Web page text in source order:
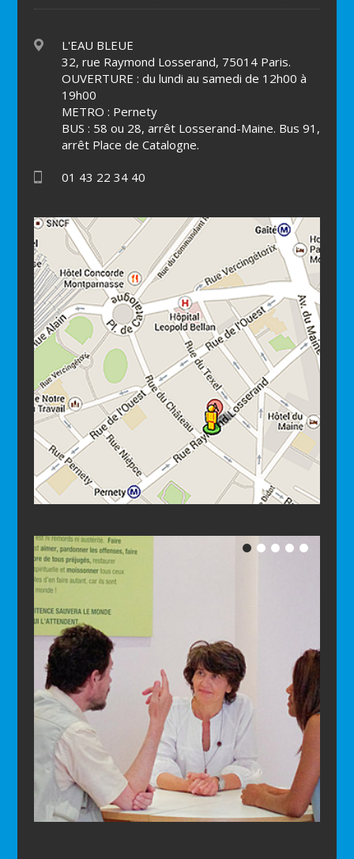
L'EAU BLEUE
32, rue Raymond Losserand, 75014 Paris.
OUVERTURE : du lundi au samedi de 12h00 à
19h00
METRO : Pernety
BUS : 58 ou 28, arrêt Losserand-Maine. Bus 91,
arrêt Place de Catalogne.
01 43 22 34 40